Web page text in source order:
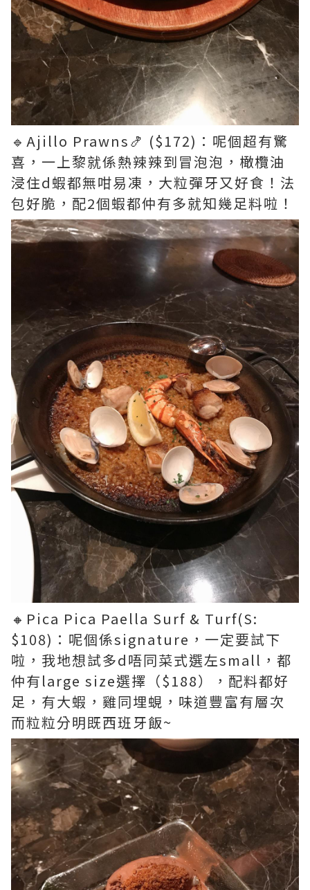
🔹Ajillo Prawns🍤 ($172)：呢個超有驚
喜，一上黎就係熱辣辣到冒泡泡，橄欖油
浸住d蝦都無咁易凍，大粒彈牙又好食！法
包好脆，配2個蝦都仲有多就知幾足料啦！
🔸Pica Pica Paella Surf & Turf(S:
$108)：呢個係signature，一定要試下
啦，我地想試多d唔同菜式選左small，都
仲有large size選擇（$188），配料都好
足，有大蝦，雞同埋蜆，味道豐富有層次
而粒粒分明既西班牙飯~